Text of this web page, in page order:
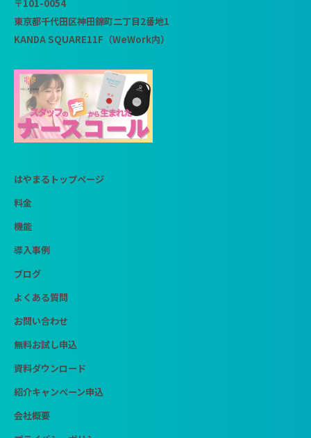
〒101-0054
東京都千代田区神田錦町二丁目2番地1
KANDA SQUARE11F（WeWork内）
はやまるトップページ
料金
機能
導入事例
ブログ
よくある質問
お問い合わせ
無料お試し申込
資料ダウンロード
紹介キャンペーン申込
会社概要